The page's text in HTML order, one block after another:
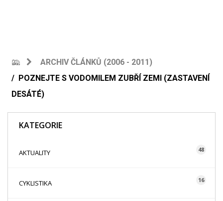
ARCHIV ČLÁNKŮ (2006 - 2011)
POZNEJTE S VODOMILEM ZUBŘÍ ZEMI (ZASTAVENÍ
DESÁTÉ)
KATEGORIE
AKTUALITY 48
CYKLISTIKA 16